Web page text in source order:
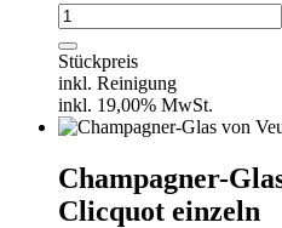
Champagner-
Glas
von
Veuve
Clicquot
/
36
Stück
Menge
Stückpreis
inkl. Reinigung
inkl. 19,00% MwSt.
Champagner-
Clicquot einzeln